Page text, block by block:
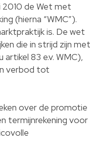
2010 de Wet met
(hierna “WMC”).
is. De wet
die in strijd zijn met
83 e.v. WMC),
verbod tot
over de promotie
termijnrekening voor